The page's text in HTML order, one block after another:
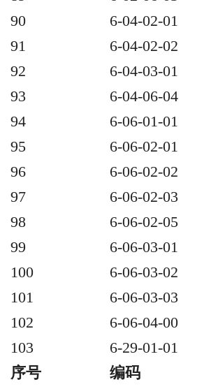
90
6-04-02-01
91
6-04-02-02
92
6-04-03-01
93
6-04-06-04
94
6-06-01-01
95
6-06-02-01
96
6-06-02-02
97
6-06-02-03
98
6-06-02-05
99
6-06-03-01
100
6-06-03-02
101
6-06-03-03
102
6-06-04-00
103
6-29-01-01
序号
编码